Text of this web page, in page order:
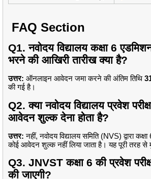
FAQ Section
Q1. नवोदय विद्यालय कक्षा 6
भरने की आखिरी तारीख क्या है?
उत्तर: ऑनलाइन आवेदन जमा करने की अंतिम तिथि
की गई है।
Q2. क्या नवोदय विद्यालय प्रवेश
आवेदन शुल्क देना होता है?
उत्तर: नहीं, नवोदय विद्यालय समिति (NVS) द्वारा
कोई आवेदन शुल्क नहीं लिया जाता है। यह पूरी तरह से
Q3. JNVST कक्षा 6 की प्रवेश
की जाएगी?